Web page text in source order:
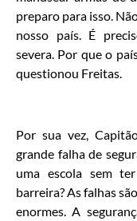
preparo para isso.
nosso país. É
severa. Por que o
questionou Freitas.
Por sua vez,
grande falha de
uma escola sem
barreira? As falhas
enormes. A